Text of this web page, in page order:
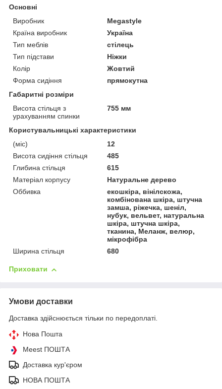
Основні
Виробник
Megastyle
Країна виробник
Україна
Тип меблів
стілець
Тип підстави
Ніжки
Колір
Жовтий
Форма сидіння
прямокутна
Габаритні розміри
Висота стільця з
урахуванням спинки
755 мм
Користувальницькі характеристики
(міс)
12
Висота сидіння стільця
485
Глибина стільця
615
Матеріал корпусу
Натуральне дерево
Оббивка
екошкіра, вінілскожа,
комбінована шкіра, штучна
замша, ріжечка, шеніл,
нубук, вельвет, натуральна
шкіра, штучна шкіра,
тканина, Меланж, велюр,
мікрофібра
Ширина стільця
680
Приховати
Умови доставки
Доставка здійснюється тільки по передоплаті.
Нова Пошта
Meest ПОШТА
Доставка кур'єром
НОВА ПОШТА